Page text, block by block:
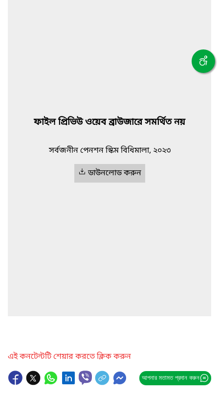
ফাইল প্রিভিউ ওয়েব ব্রাউজারে সমর্থিত নয়
সর্বজনীন পেনশন স্কিম বিধিমালা, ২০২৩
ডাউনলোড করুন
এই কনটেন্টটি শেয়ার করতে ক্লিক করুন
আপনার মতামত প্রদান করুন